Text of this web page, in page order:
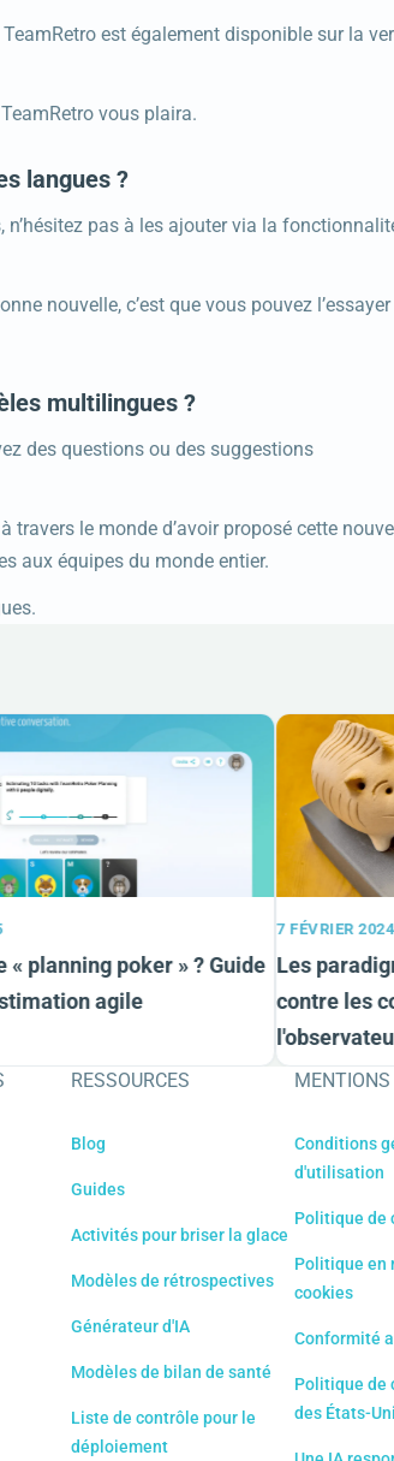
est également disponible sur la
vous plaira.
langues ?
pas à les ajouter via la
nouvelle, c’est que vous pouvez l’essayer
multilingues ?
des questions ou des suggestions
travers le monde d’avoir proposé cette
aux équipes du monde entier.
planning poker » ? Guide
agile
7 FÉVRIER 2024
Les
contre les
RESSOURCES
Blog
Guides
Activités pour briser la glace
Modèles de rétrospectives
Générateur d'IA
Modèles de bilan de santé
Liste de contrôle pour le
déploiement
Conditions
d'utilisation
Politique de
Politique en
cookies
Conformité
Politique de
des États-